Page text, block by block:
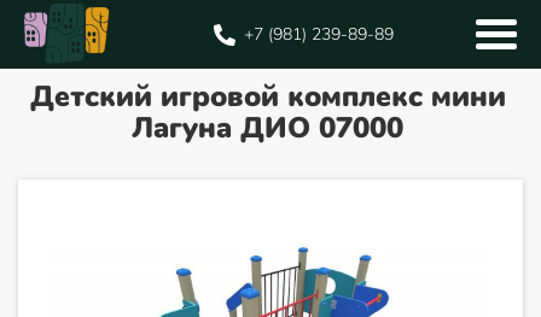
+7 (981) 239-89-89
Детский игровой комплекс мини
Лагуна ДИО 07000